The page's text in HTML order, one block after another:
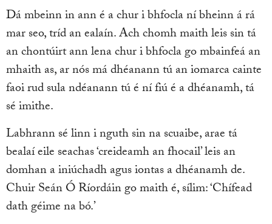
Dá mbeinn in ann é a chur i bhfocla ní bheinn á rá
mar seo, tríd an ealaín. Ach chomh maith leis sin tá
an chontúirt ann lena chur i bhfocla go mbainfeá an
mhaith as, ar nós má dhéanann tú an iomarca cainte
faoi rud sula ndéanann tú é ní fiú é a dhéanamh, tá
sé imithe.
Labhrann sé linn i nguth sin na scuaibe, arae tá
bealaí eile seachas ‘creideamh an fhocail’ leis an
domhan a iniúchadh agus iontas a dhéanamh de.
Chuir Seán Ó Ríordáin go maith é, sílim: ‘Chífead
dath géime na bó.’